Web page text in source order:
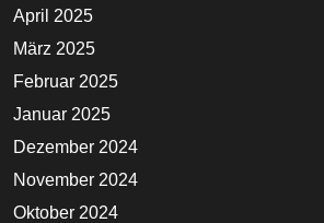
April 2025
März 2025
Februar 2025
Januar 2025
Dezember 2024
November 2024
Oktober 2024